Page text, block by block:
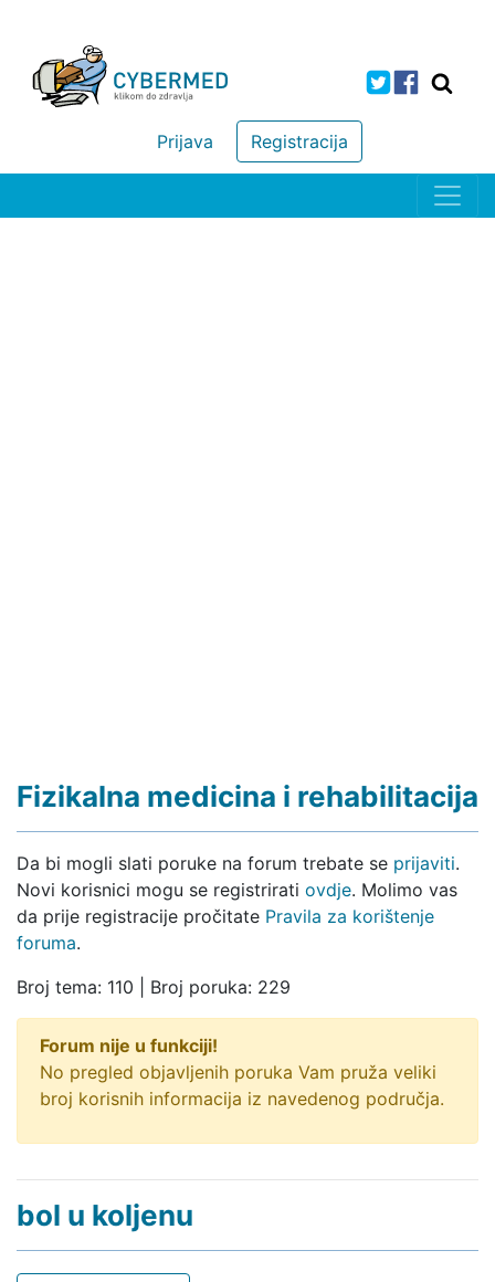
Registracija
Prijava
Fizikalna medicina i rehabilitacija
Da bi mogli slati poruke na forum trebate se prijaviti.
Novi korisnici mogu se registrirati ovdje. Molimo vas
da prije registracije pročitate Pravila za korištenje
foruma.
Broj tema: 110 | Broj poruka: 229
Forum nije u funkciji!
No pregled objavljenih poruka Vam pruža veliki
broj korisnih informacija iz navedenog područja.
bol u koljenu